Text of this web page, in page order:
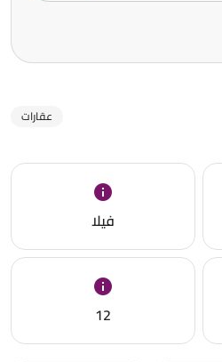
عقارات
فيلا
12